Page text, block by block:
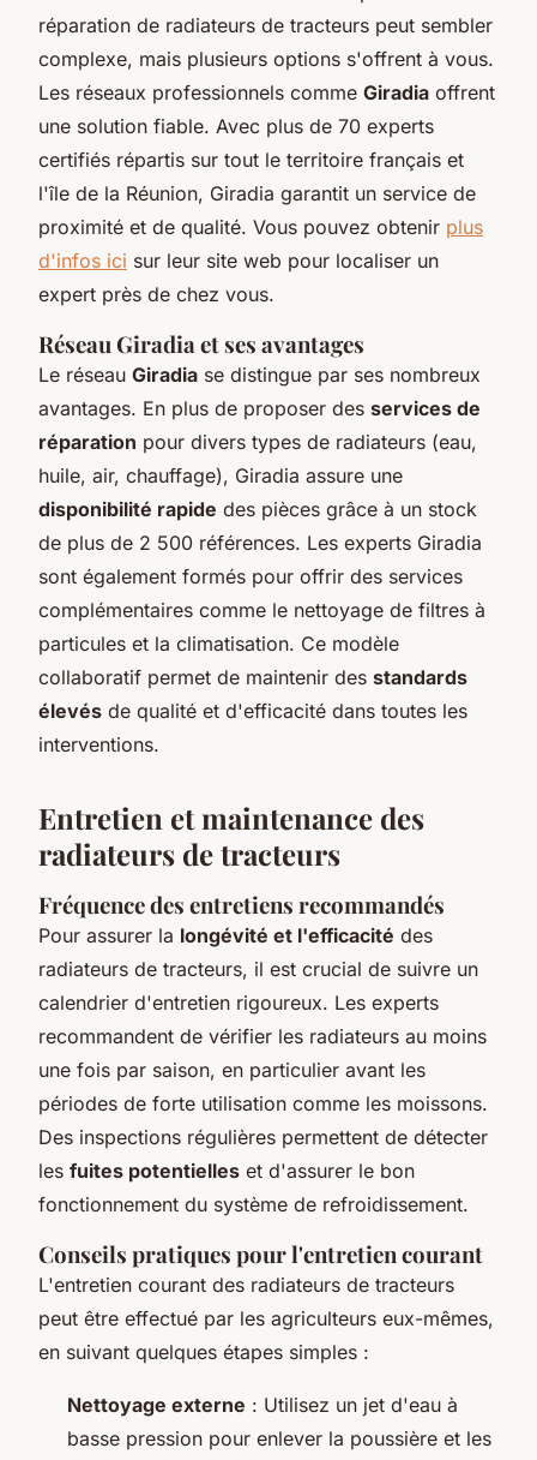
réparation de radiateurs de tracteurs peut sembler
complexe, mais plusieurs options s'offrent à vous.
Les réseaux professionnels comme Giradia offrent
une solution fiable. Avec plus de 70 experts
certifiés répartis sur tout le territoire français et
l'île de la Réunion, Giradia garantit un service de
proximité et de qualité. Vous pouvez obtenir plus
d'infos ici sur leur site web pour localiser un
expert près de chez vous.
Réseau Giradia et ses avantages
Le réseau Giradia se distingue par ses nombreux
avantages. En plus de proposer des services de
réparation pour divers types de radiateurs (eau,
huile, air, chauffage), Giradia assure une
disponibilité rapide des pièces grâce à un stock
de plus de 2 500 références. Les experts Giradia
sont également formés pour offrir des services
complémentaires comme le nettoyage de filtres à
particules et la climatisation. Ce modèle
collaboratif permet de maintenir des standards
élevés de qualité et d'efficacité dans toutes les
interventions.
Entretien et maintenance des
radiateurs de tracteurs
Fréquence des entretiens recommandés
Pour assurer la longévité et l'efficacité des
radiateurs de tracteurs, il est crucial de suivre un
calendrier d'entretien rigoureux. Les experts
recommandent de vérifier les radiateurs au moins
une fois par saison, en particulier avant les
périodes de forte utilisation comme les moissons.
Des inspections régulières permettent de détecter
les fuites potentielles et d'assurer le bon
fonctionnement du système de refroidissement.
Conseils pratiques pour l'entretien courant
L'entretien courant des radiateurs de tracteurs
peut être effectué par les agriculteurs eux-mêmes,
en suivant quelques étapes simples :
Nettoyage externe : Utilisez un jet d'eau à
basse pression pour enlever la poussière et les